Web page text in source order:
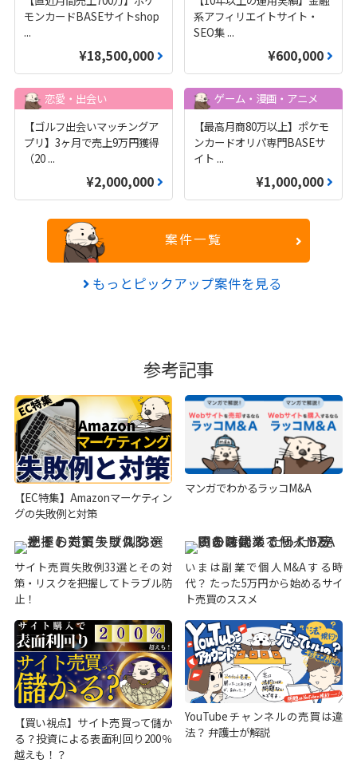
モンカードBASEサイトshop
...
¥18,500,000
系アフィリエイトサイト・
SEO集 ...
¥600,000
恋愛・出会い
【ゴルフ出会いマッチングア
プリ】3ヶ月で売上9万円獲得
（20 ...
¥2,000,000
ゲーム・漫画・アニメ
【最高月商80万以上】ポケモ
ンカードオリパ専門BASEサ
イト ...
¥1,000,000
案件一覧
もっとピックアップ案件を見る
参考記事
【EC特集】Amazonマーケティン
グの失敗例と対策
マンガでわかるラッコM&A
サイト売買失敗例33選とその対
策・リスクを把握してトラブル防
止！
いまは副業で個人M&Aする時
代？ たった5万円から始めるサイ
ト売買のススメ
【買い視点】サイト売買って儲か
る？投資による表面利回り200％
越えも！？
YouTubeチャンネルの売買は違
法？ 弁護士が解説